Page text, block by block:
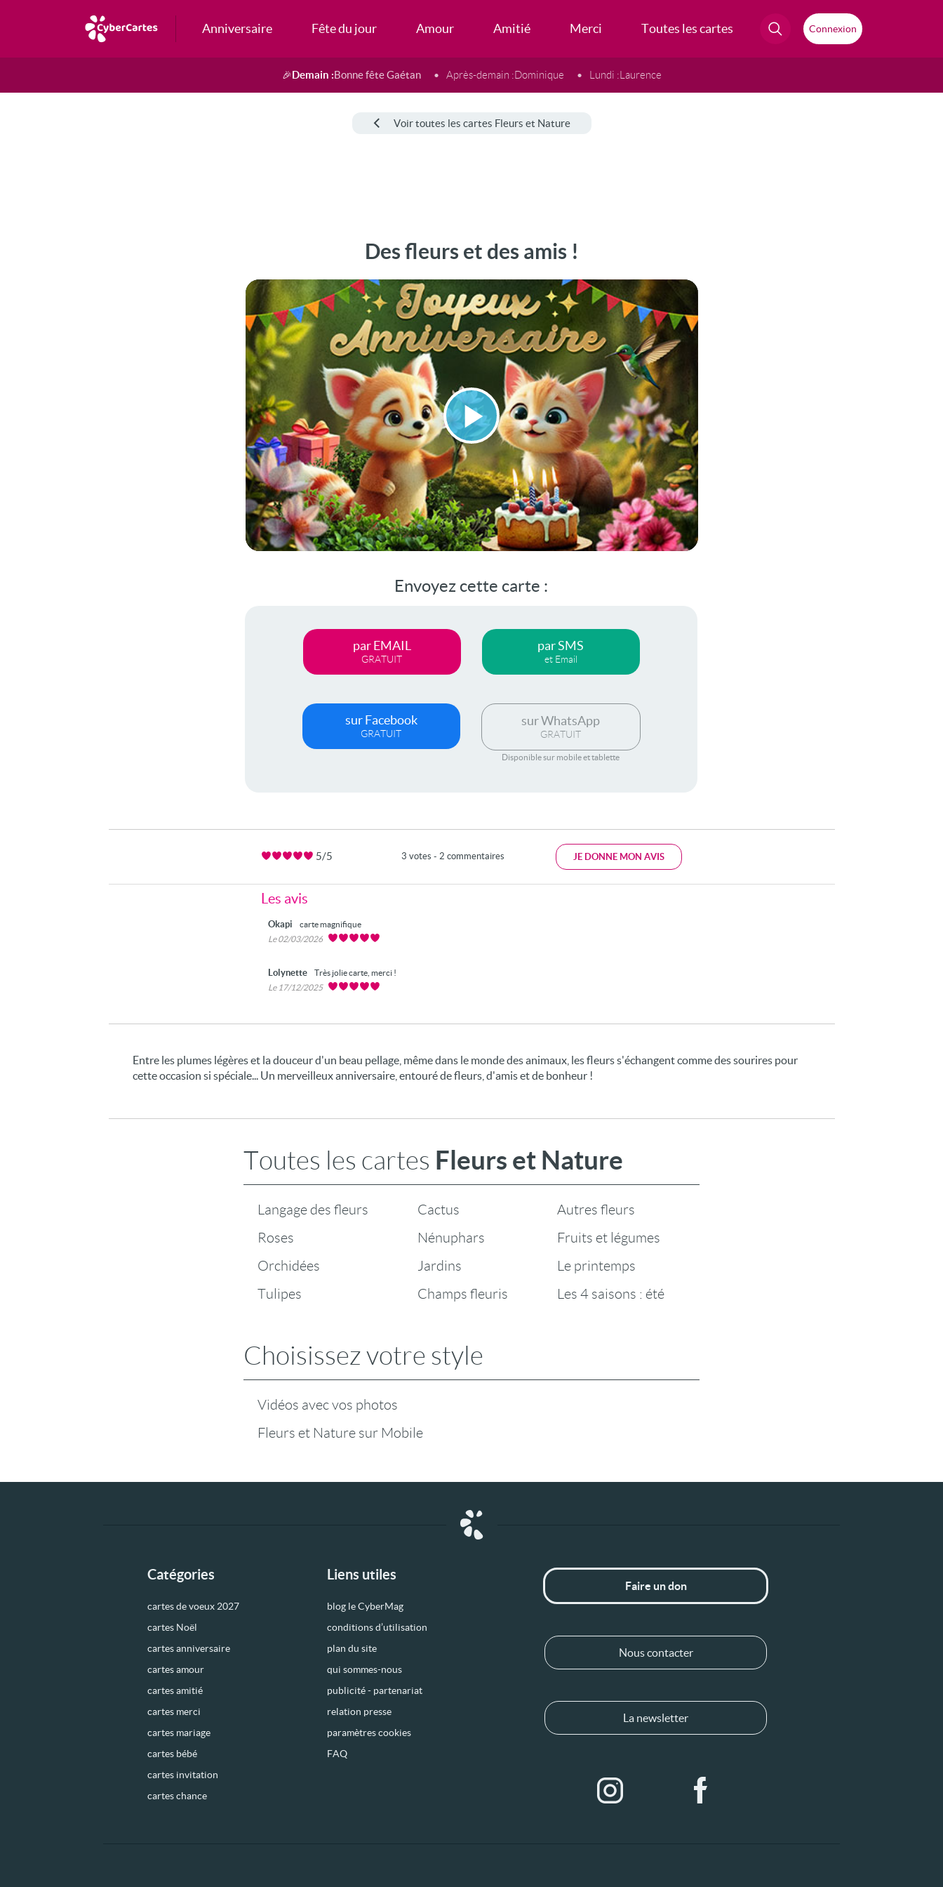
Anniversaire Fête du jour Amour Amitié Merci Toutes les cartes Connexion
🎉Demain :Bonne fête Gaétan Après-demain :Dominique Lundi :Laurence
Voir toutes les cartes Fleurs et Nature
Des fleurs et des amis !
Lire
la
vidéo
Envoyez cette carte :
par EMAIL
GRATUIT
par SMS
et Email
sur Facebook
GRATUIT
sur WhatsApp
GRATUIT
Disponible sur mobile et tablette
5/5 3 votes - 2 commentaires JE DONNE MON AVIS
Les avis
Okapi
carte magnifique
Le 02/03/2026
Lolynette
Très jolie carte, merci !
Le 17/12/2025
Entre les plumes légères et la douceur d'un beau pellage, même dans le monde des animaux, les fleurs s'échangent comme des sourires pour
cette occasion si spéciale... Un merveilleux anniversaire, entouré de fleurs, d'amis et de bonheur !
Toutes les cartes Fleurs et Nature
Langage des fleurs
Roses
Orchidées
Tulipes
Cactus
Nénuphars
Jardins
Champs fleuris
Autres fleurs
Fruits et légumes
Le printemps
Les 4 saisons : été
Choisissez votre style
Vidéos avec vos photos
Fleurs et Nature sur Mobile
Catégories
cartes de voeux 2027
cartes Noël
cartes anniversaire
cartes amour
cartes amitié
cartes merci
cartes mariage
cartes bébé
cartes invitation
cartes chance
Liens utiles
blog le CyberMag
conditions d’utilisation
plan du site
qui sommes-nous
publicité - partenariat
relation presse
paramètres cookies
FAQ
Faire un don
Nous contacter
La newsletter